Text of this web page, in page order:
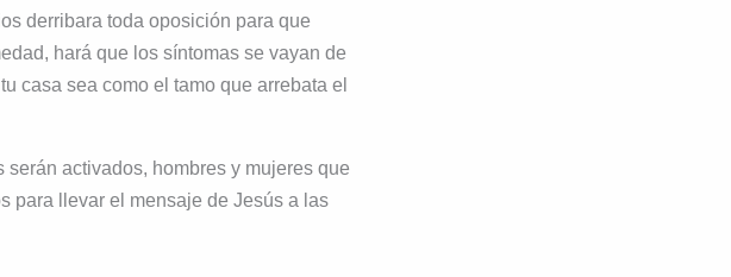
derribara toda oposición para que
hará que los síntomas se vayan de
casa sea como el tamo que arrebata el
activados, hombres y mujeres que
para llevar el mensaje de Jesús a las